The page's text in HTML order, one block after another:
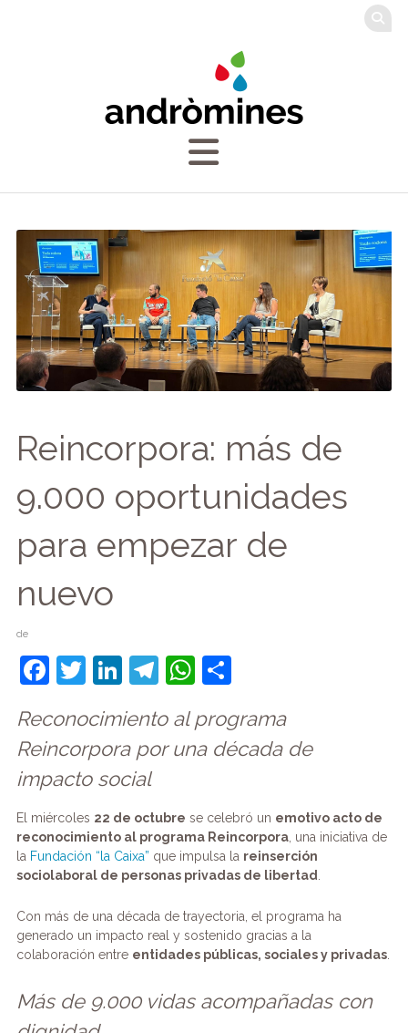
Reincorpora: más de
9.000 oportunidades
para empezar de
nuevo
de
F
c
e
b
o
o
k
T
itt
er
Li
k
e
dI
n
T
e
gr
m
W
at
s
p
p
C
m
p
tir
Reconocimiento al programa
Reincorpora por una década de
impacto social
El miércoles 22 de octubre se celebró un emotivo acto de
reconocimiento al programa Reincorpora, una iniciativa de
la Fundación “la Caixa” que impulsa la reinserción
sociolaboral de personas privadas de libertad
Con más de una década de trayectoria, el programa ha
generado un impacto real y sostenido gracias a la
colaboración entre entidades públicas, sociales y privadas.
Más de 9.000 vidas acompañadas con